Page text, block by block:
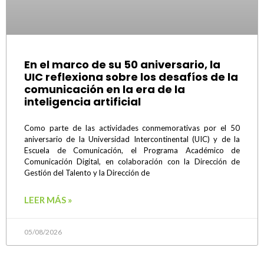
En el marco de su 50 aniversario, la
UIC reflexiona sobre los desafíos de la
comunicación en la era de la
inteligencia artificial
Como parte de las actividades conmemorativas por el 50
aniversario de la Universidad Intercontinental (UIC) y de la
Escuela de Comunicación, el Programa Académico de
Comunicación Digital, en colaboración con la Dirección de
Gestión del Talento y la Dirección de
LEER MÁS »
05/08/2026